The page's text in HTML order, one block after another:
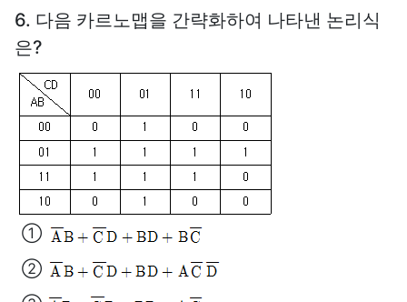
6. 다음 카르노맵을 간략화하여 나타낸 논리식
은?
①
②